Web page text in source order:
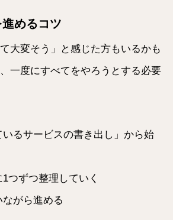
めるコツ
大変そう」と感じた方もいるかも
一度にすべてをやろうとする必要
いるサービスの書き出し」から始
つずつ整理していく
がら進める